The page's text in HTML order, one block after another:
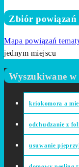
Zbiór powiązań
Mapa powiązań
jednym miejscu
Wyszukiwane w
kriokomora a
odchudzanie z
usuwanie